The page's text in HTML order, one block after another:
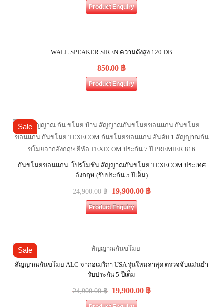
Product Enquiry
WALL SPEAKER SIREN ความดังสูง 120 DB
850.00 ฿
Product Enquiry
Sale
กันขโมยขอนแก่น โปรโมชั่น สัญญาณกันขโมย TEXECOM ประเทศ
อังกฤษ (รับประกัน 5 ปีเต็ม)
24,900.00฿ 19,900.00 ฿
Product Enquiry
Sale
สัญญาณกันขโมย ALC จากอเมริกา USA รุ่นใหม่ล่าสุด ตรวจจับแม่นยำ
รับประกัน 5 ปีเต็ม
24,900.00฿ 19,900.00 ฿